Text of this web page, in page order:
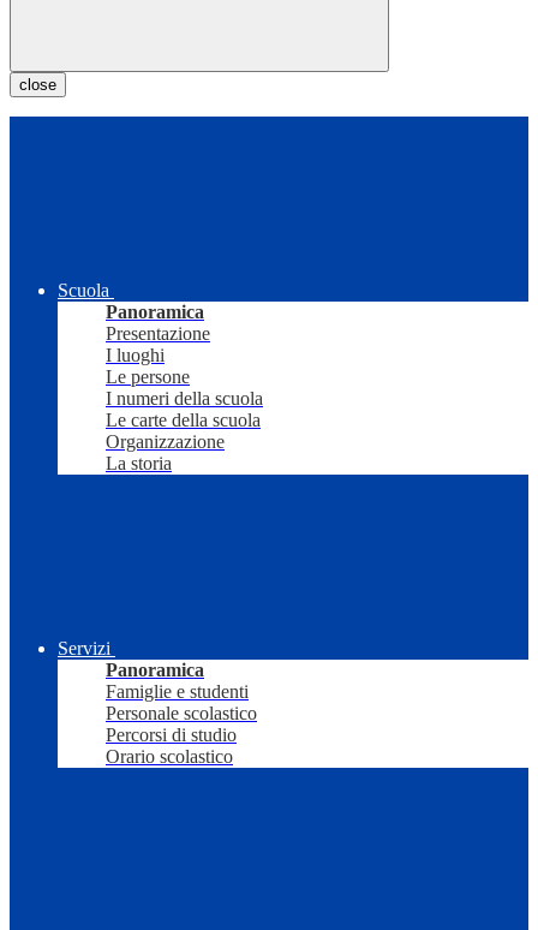
close
Scuola
Panoramica
Presentazione
I luoghi
Le persone
I numeri della scuola
Le carte della scuola
Organizzazione
La storia
Servizi
Panoramica
Famiglie e studenti
Personale scolastico
Percorsi di studio
Orario scolastico